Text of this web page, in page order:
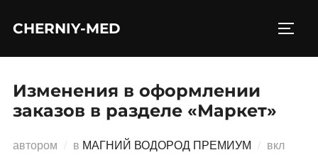
CHERNIY-MED
Изменения в оформлении
заказов в разделе «Маркет»
автором в МАГНИЙ ВОДОРОД ПРЕМИУМ вкл